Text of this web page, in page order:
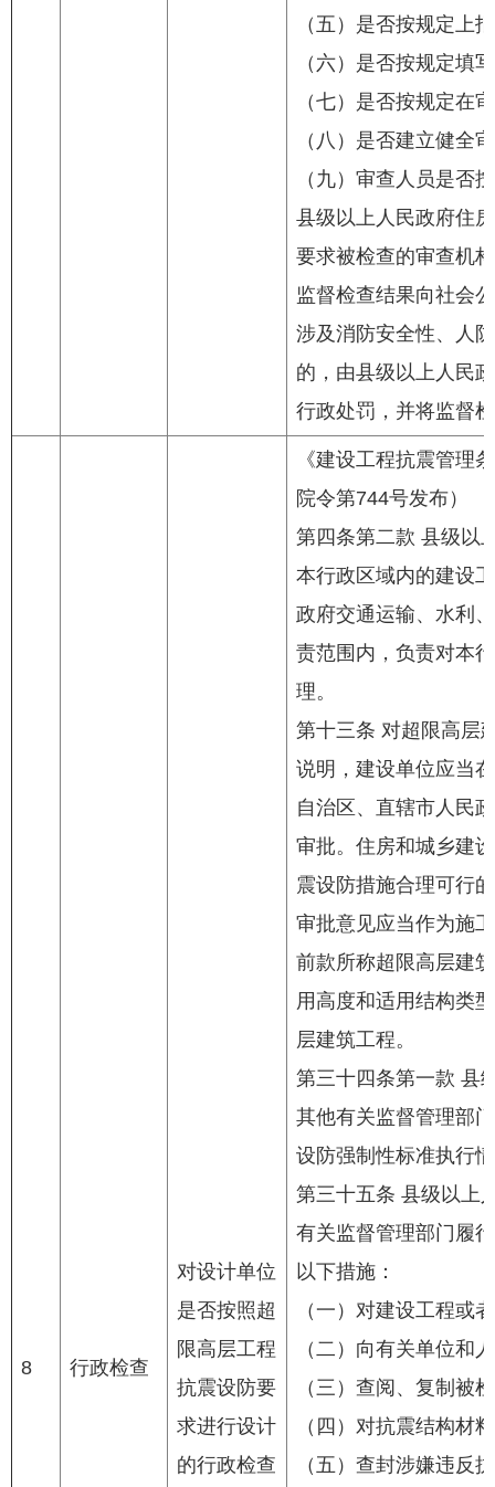
（五）是否按规定上
（六）是否按规定填
（七）是否按规定在
（八）是否建立健全
（九）审查人员是否
县级以上人民政府住
要求被检查的审查机
监督检查结果向社会
涉及消防安全性、人
的，由县级以上人民
行政处罚，并将监督
8 行政检查
对设计单位
是否按照超
限高层工程
抗震设防要
求进行设计
的行政检查
《建设工程抗震管理
院令第744号发布）
第四条第二款 县级以
本行政区域内的建设
政府交通运输、水利
责范围内，负责对本
理。
第十三条 对超限高层
说明，建设单位应当
自治区、直辖市人民
审批。住房和城乡建
震设防措施合理可行
审批意见应当作为施
前款所称超限高层建
用高度和适用结构类
层建筑工程。
第三十四条第一款 县
其他有关监督管理部
设防强制性标准执行
第三十五条 县级以上
有关监督管理部门履
以下措施：
（一）对建设工程或
（二）向有关单位和
（三）查阅、复制被
（四）对抗震结构材
（五）查封涉嫌违反